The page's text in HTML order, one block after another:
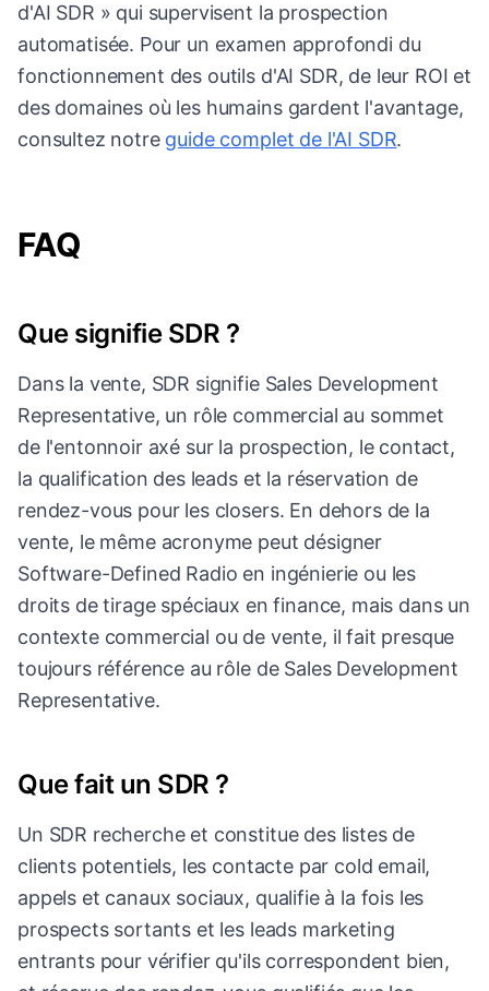
d'AI SDR » qui supervisent la prospection
automatisée. Pour un examen approfondi du
fonctionnement des outils d'AI SDR, de leur ROI et
des domaines où les humains gardent l'avantage,
consultez notre guide complet de l'AI SDR.
FAQ
Que signifie SDR ?
Dans la vente, SDR signifie Sales Development
Representative, un rôle commercial au sommet
de l'entonnoir axé sur la prospection, le contact,
la qualification des leads et la réservation de
rendez-vous pour les closers. En dehors de la
vente, le même acronyme peut désigner
Software-Defined Radio en ingénierie ou les
droits de tirage spéciaux en finance, mais dans un
contexte commercial ou de vente, il fait presque
toujours référence au rôle de Sales Development
Representative.
Que fait un SDR ?
Un SDR recherche et constitue des listes de
clients potentiels, les contacte par cold email,
appels et canaux sociaux, qualifie à la fois les
prospects sortants et les leads marketing
entrants pour vérifier qu'ils correspondent bien,